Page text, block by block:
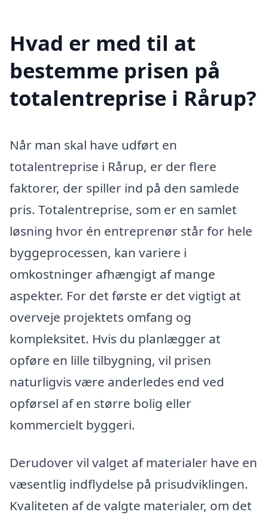
Hvad er med til at
bestemme prisen på
totalentreprise i Rårup?
Når man skal have udført en
totalentreprise i Rårup, er der flere
faktorer, der spiller ind på den samlede
pris. Totalentreprise, som er en samlet
løsning hvor én entreprenør står for hele
byggeprocessen, kan variere i
omkostninger afhængigt af mange
aspekter. For det første er det vigtigt at
overveje projektets omfang og
kompleksitet. Hvis du planlægger at
opføre en lille tilbygning, vil prisen
naturligvis være anderledes end ved
opførsel af en større bolig eller
kommercielt byggeri.
Derudover vil valget af materialer have en
væsentlig indflydelse på prisudviklingen.
Kvaliteten af de valgte materialer, om det